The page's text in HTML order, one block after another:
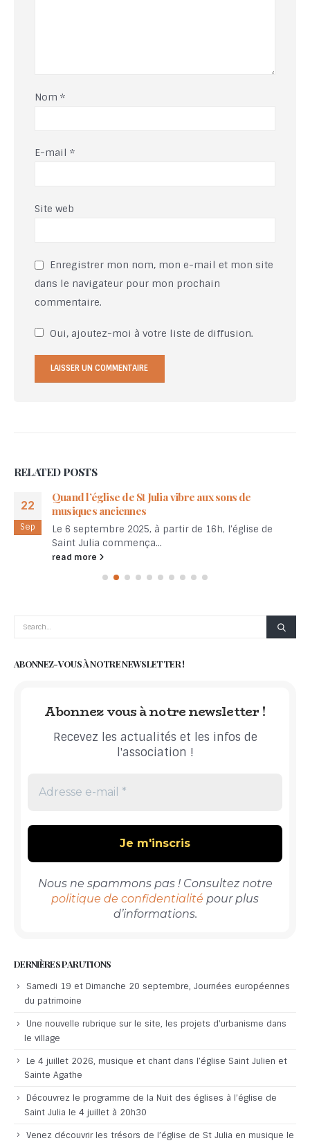
Nom *
E-mail *
Site web
Enregistrer mon nom, mon e-mail et mon site
dans le navigateur pour mon prochain
commentaire.
Oui, ajoutez-moi à votre liste de diffusion.
RELATEDPOSTS
22
Sep
Quand l’église de St Julia vibre aux sons de
musiques anciennes
Le 6 septembre 2025, à partir de 16h, l’église de
Saint Julia commença...
read more
ABONNEZ-VOUS À NOTRE NEWSLETTER !
Abonnez vous à notre newsletter !
Recevez les actualités et les infos de
l'association !
Nous ne spammons pas ! Consultez notre
politique de confidentialité pour plus
d’informations.
DERNIÈRES PARUTIONS
Samedi 19 et Dimanche 20 septembre, Journées européennes
du patrimoine
Une nouvelle rubrique sur le site, les projets d’urbanisme dans
le village
Le 4 juillet 2026, musique et chant dans l’église Saint Julien et
Sainte Agathe
Découvrez le programme de la Nuit des églises à l’église de
Saint Julia le 4 juillet à 20h30
Venez découvrir les trésors de l’église de St Julia en musique le